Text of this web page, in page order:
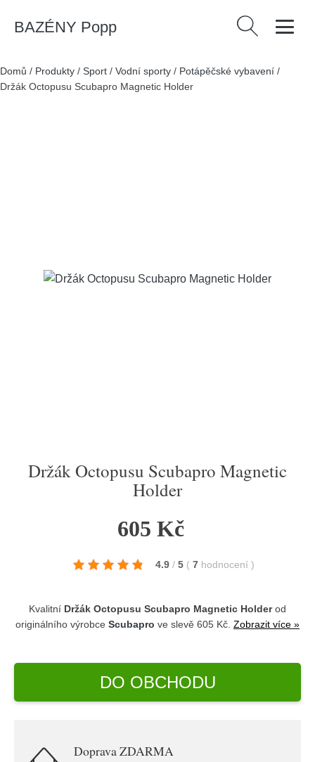
BAZÉNY Popp Vyhledávání
Domů / Produkty / Sport / Vodní sporty / Potápěčské vybavení /
Držák Octopusu Scubapro Magnetic Holder
Držák Octopusu Scubapro Magnetic
Holder
605 Kč
4.9 / 5 ( 7 hodnocení )
Kvalitní Držák Octopusu Scubapro Magnetic Holderod
originálního výrobce Scubapro ve slevě 605 Kč. Zobrazit více »
DO OBCHODU
Doprava ZDARMA